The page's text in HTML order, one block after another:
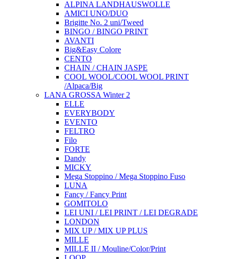
ALPINA LANDHAUSWOLLE
AMICI UNO/DUO
Brigitte No. 2 uni/Tweed
BINGO / BINGO PRINT
AVANTI
Big&Easy Colore
CENTO
CHAIN / CHAIN JASPE
COOL WOOL/COOL WOOL PRINT
/Alpaca/Big
LANA GROSSA Winter 2
ELLE
EVERYBODY
EVENTO
FELTRO
Filo
FORTE
Dandy
MICKY
Mega Stoppino / Mega Stoppino Fuso
LUNA
Fancy / Fancy Print
GOMITOLO
LEI UNI / LEI PRINT / LEI DEGRADE
LONDON
MIX UP / MIX UP PLUS
MILLE
MILLE II / Mouline/Color/Print